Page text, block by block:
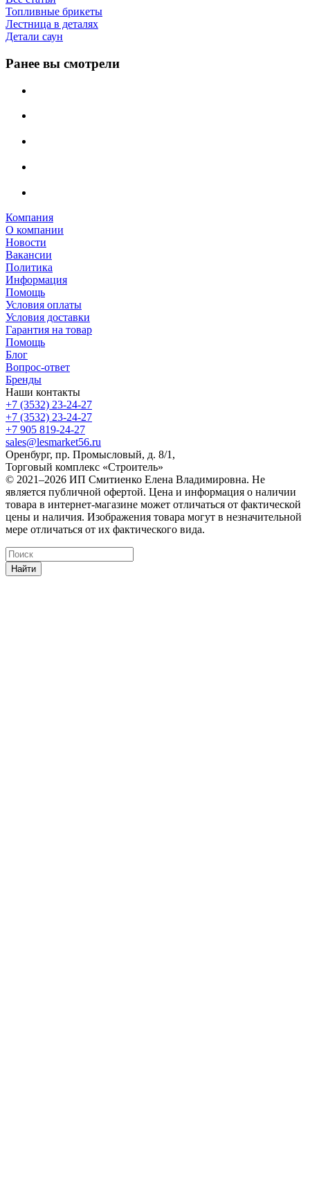
Топливные брикеты
Лестница в деталях
Детали саун
Ранее вы смотрели
Компания
О компании
Новости
Вакансии
Политика
Информация
Помощь
Условия оплаты
Условия доставки
Гарантия на товар
Помощь
Блог
Вопрос-ответ
Бренды
Наши контакты
+7 (3532) 23-24-27
+7 (3532) 23-24-27
+7 905 819-24-27
sales@lesmarket56.ru
Оренбург, пр. Промысловый, д. 8/1,
Торговый комплекс «Строитель»
© 2021–2026 ИП Смитиенко Елена Владимировна. Не
является публичной офертой. Цена и информация о наличии
товара в интернет-магазине может отличаться от фактической
цены и наличия. Изображения товара могут в незначительной
мере отличаться от их фактического вида.
Найти